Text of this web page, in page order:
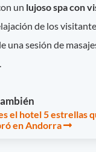
un lujoso spa con
de los
una sesión de
el hotel 5 estrellas
en Andorra